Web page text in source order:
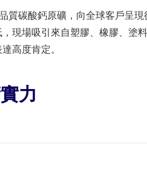
質碳酸鈣原礦，向全球客戶
現場吸引來自塑膠、橡膠、塗
高度肯定。
力